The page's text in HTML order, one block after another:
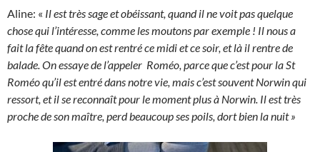
Aline: « Il est très sage et obéissant, quand il ne voit pas quelque
chose qui l’intéresse, comme les moutons par exemple ! Il nous a
fait la fête quand on est rentré ce midi et ce soir, et là il rentre de
balade. On essaye de l’appeler Roméo, parce que c’est pour la St
Roméo qu’il est entré dans notre vie, mais c’est souvent Norwin qui
ressort, et il se reconnaît pour le moment plus à Norwin. Il est très
proche de son maître, perd beaucoup ses poils, dort bien la nuit »